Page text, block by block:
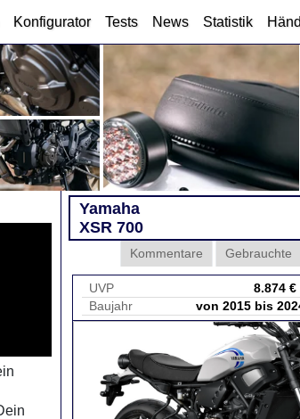
Konfigurator Tests News Statistik
Yamaha
XSR 700
Gebrauchte
Kommentare
UVP
8.874 €
Baujahr
von 2015 bis